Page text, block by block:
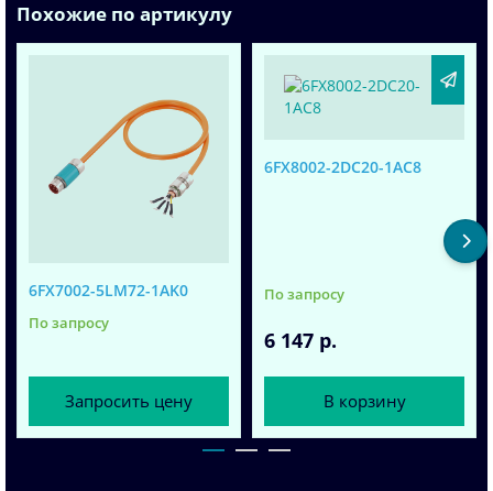
Похожие по артикулу
6FX7002-5LM72-1AK0
По запросу
Запросить цену
6FX8002-2DC20-1AC8
По запросу
6 147 р.
В корзину